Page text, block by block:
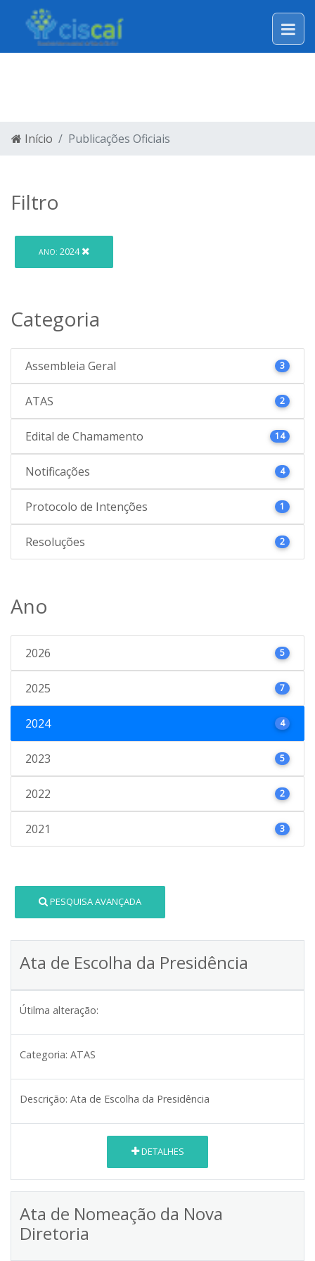
Início Publicações Oficiais
Filtro
ANO: 2024
Categoria
Assembleia Geral 3
ATAS 2
Edital de Chamamento 14
Notificações 4
Protocolo de Intenções 1
Resoluções 2
Ano
2026 5
2025 7
2024 4
2023 5
2022 2
2021 3
PESQUISA AVANÇADA
Ata de Escolha da Presidência
Útilma alteração:
Categoria: ATAS
Descrição: Ata de Escolha da Presidência
DETALHES
Ata de Nomeação da Nova
Diretoria